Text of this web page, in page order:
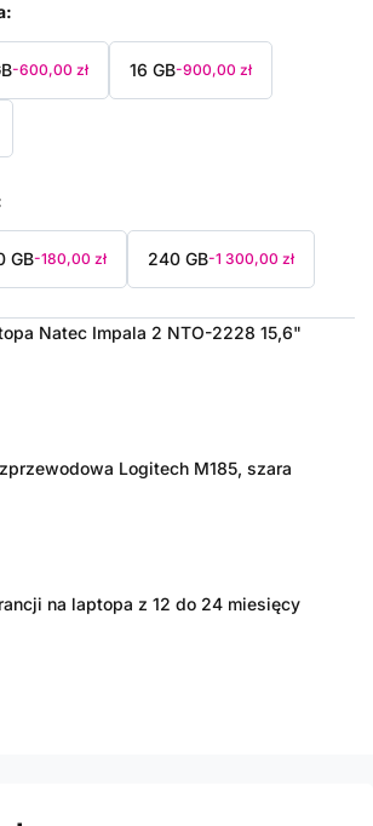
-600,00 zł 16 GB-900,00 zł
GB-180,00 zł 240 GB-1 300,00 zł
Natec Impala 2 NTO-2228 15,6"
Logitech M185, szara
na laptopa z 12 do 24 miesięcy